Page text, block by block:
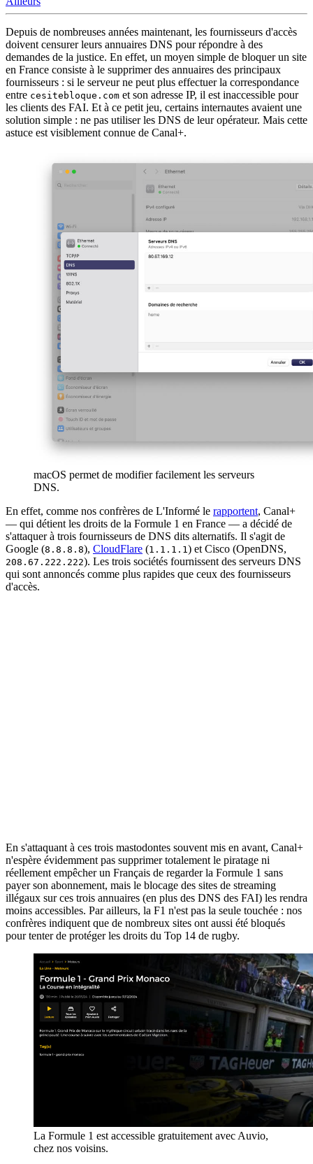
Depuis de nombreuses années maintenant, les fournisseurs d'accès
doivent censurer leurs annuaires DNS pour répondre à des
demandes de la justice. En effet, un moyen simple de bloquer un site
en France consiste à le supprimer des annuaires des principaux
fournisseurs : si le serveur ne peut plus effectuer la correspondance
entre cesitebloque.com et son adresse IP, il est inaccessible pour
les clients des FAI. Et à ce petit jeu, certains internautes avaient une
solution simple : ne pas utiliser les DNS de leur opérateur. Mais cette
astuce est visiblement connue de Canal+.
macOS permet de modifier facilement les serveurs
DNS.
En effet, comme nos confrères de L'Informé le rapportent, Canal+
— qui détient les droits de la Formule 1 en France — a décidé de
s'attaquer à trois fournisseurs de DNS dits alternatifs. Il s'agit de
Google (8.8.8.8), CloudFlare (1.1.1.1 ) et Cisco (OpenDNS,
208.67.222.222). Les trois sociétés fournissent des serveurs DNS
qui sont annoncés comme plus rapides que ceux des fournisseurs
d'accès.
En s'attaquant à ces trois mastodontes souvent mis en avant, Canal+
n'espère évidemment pas supprimer totalement le piratage ni
réellement empêcher un Français de regarder la Formule 1 sans
payer son abonnement, mais le blocage des sites de streaming
illégaux sur ces trois annuaires (en plus des DNS des FAI) les rendra
moins accessibles. Par ailleurs, la F1 n'est pas la seule touchée : nos
confrères indiquent que de nombreux sites ont aussi été bloqués
pour tenter de protéger les droits du Top 14 de rugby.
La Formule 1 est accessible gratuitement avec Auvio,
chez nos voisins.